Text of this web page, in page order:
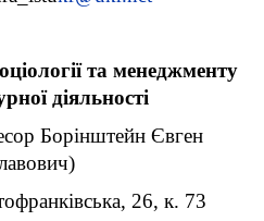
та менеджменту
діяльності
Борінштейн Євген
26, к. 73